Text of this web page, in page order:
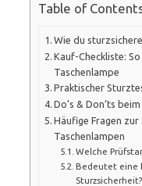
Table of
Wie du
Kauf-Checkliste:
Taschenlampe
Praktischer
Do’s & Don’ts
Häufige Fragen
Taschenlampen
Welche
Bedeutet eine
Sturzsicherheit?